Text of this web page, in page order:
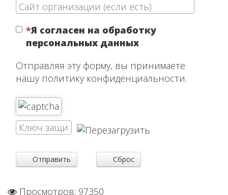
Я согласен на обработку
персональных данных
Отправляя эту форму, вы принимаете
нашу политику конфиденциальности.
Отправить Сброс
Просмотров: 97350